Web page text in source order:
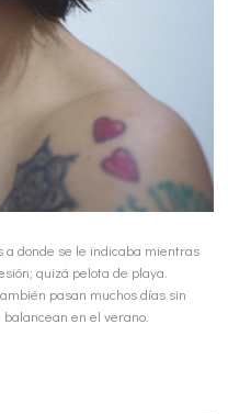
donde se le indicaba mientras
quizá pelota de playa.
pasan muchos días sin
en el verano.